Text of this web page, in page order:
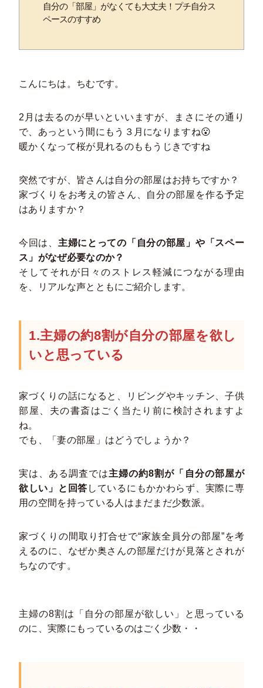
自分の「部屋」がなくても大丈夫！プチ自分ス
ペースのすすめ
こんにちは。ちむです。
2月は去るのが早いといいますが、まさにその通り
で、あっという間にもう３月になりますね😮
暖かくなって桜が見れるのももうじきですね
突然ですが、皆さんは自分の部屋はお持ちですか？
家づくりをお考えの皆さん、自分の部屋を作る予定
はありますか？
今回は、 主婦にとっての「自分の部屋」や「スペー
ス」がなぜ必要なのか？
そしてそれが日々のストレス軽減につながる理由
を、リアルな声とともにご紹介します。
1.主婦の約8割が自分の部屋を欲し
いと思っている
家づくりの話になると、リビングやキッチン、子供
部屋、夫の書斎はごく当たり前に検討されますよ
ね。
でも、「妻の部屋」はどうでしょうか？
実は、ある調査では主婦の約8割が「自分の部屋が
欲しい」と回答 しているにもかかわらず、実際に専
用の空間を持っている人はまだまだ少数派。
家づくりの間取り打合せで“家族全員分の部屋”を考
えるのに、なぜか奥さんの部屋だけが見落とされが
ちなのです。
主婦の8割は「自分の部屋が欲しい」と思っている
のに、実際にもっているのはごく少数・・